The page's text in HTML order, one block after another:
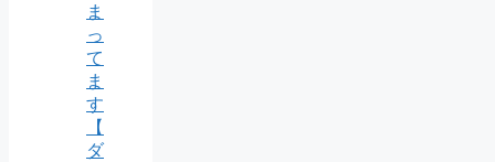
ま
っ
て
ま
す
【
ダ